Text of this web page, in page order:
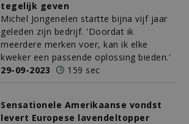
tegelijk geven
Michel Jongenelen startte bijna vijf jaar
geleden zijn bedrijf. 'Doordat ik
meerdere merken voer, kan ik elke
kweker een passende oplossing bieden.'
29-09-2023
159 sec
Sensationele Amerikaanse vondst
levert Europese lavendeltopper